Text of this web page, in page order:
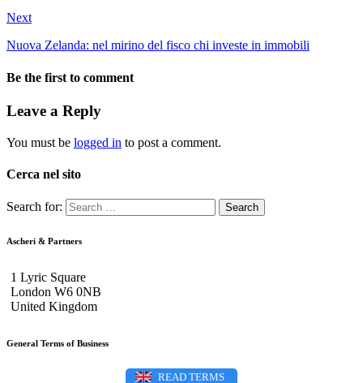
Next
Nuova Zelanda: nel mirino del fisco chi investe in immobili
Be the first to comment
Leave a Reply
You must be logged in to post a comment.
Cerca nel sito
Search for:
Ascheri & Partners
1 Lyric Square
London W6 0NB
United Kingdom
General Terms of Business
READ TERMS